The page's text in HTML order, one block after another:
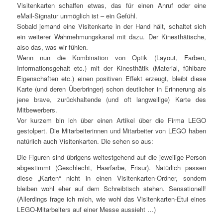
Visitenkarten schaffen etwas, das für einen Anruf oder eine
eMail-Signatur unmöglich ist – ein Gefühl.
Sobald jemand eine Visitenkarte in der Hand hält, schaltet sich
ein weiterer Wahrnehmungskanal mit dazu. Der Kinesthätische,
also das, was wir fühlen.
Wenn nun die Kombination von Optik (Layout, Farben,
Informationsgehalt etc.) mit der Kinesthätik (Material, fühlbare
Eigenschaften etc.) einen positiven Effekt erzeugt, bleibt diese
Karte (und deren Überbringer) schon deutlicher in Erinnerung als
jene brave, zurückhaltende (und oft langweilige) Karte des
Mitbewerbers.
Vor kurzem bin ich über einen Artikel über die Firma LEGO
gestolpert. Die Mitarbeiterinnen und Mitarbeiter von LEGO haben
natürlich auch Visitenkarten. Die sehen so aus:
Die Figuren sind übrigens weitestgehend auf die jeweilige Person
abgestimmt (Geschlecht, Haarfarbe, Frisur). Natürlich passen
diese „Karten“ nicht in einen Visitenkarten-Ordner, sondern
bleiben wohl eher auf dem Schreibtisch stehen. Sensationell!
(Allerdings frage ich mich, wie wohl das Visitenkarten-Etui eines
LEGO-Mitarbeiters auf einer Messe aussieht …)